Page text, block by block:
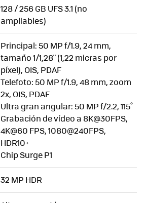
128 / 256 GB UFS 3.1 (no
ampliables)
Principal: 50 MP f/1.9, 24 mm,
tamaño 1/1,28" (1,22 micras por
píxel), OIS, PDAF
Telefoto: 50 MP f/1.9, 48 mm, zoom
2x, OIS, PDAF
Ultra gran angular: 50 MP f/2.2, 115˚
Grabación de vídeo a 8K@30FPS,
4K@60 FPS, 1080@240FPS,
HDR10+
Chip Surge P1
32 MP HDR